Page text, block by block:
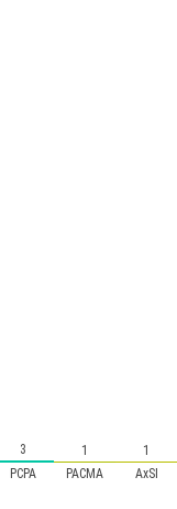
PCPA PACMA AxSI
3 1 1